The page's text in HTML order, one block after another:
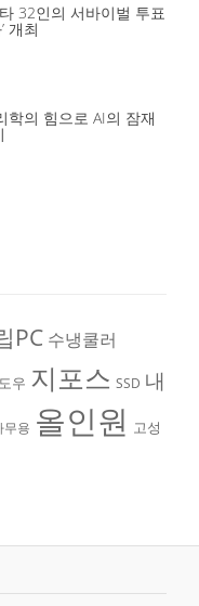
32인의 서바이벌 투표
개최
학의 힘으로 AI의 잠재
PC 수냉쿨러
우 지포스 SSD 내
무용 올인원 고성